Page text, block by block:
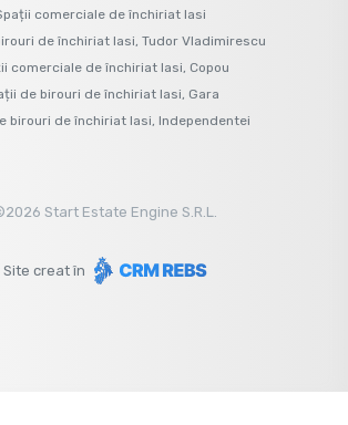
comerciale de închiriat Iasi
de închiriat Iasi, Tudor Vladimirescu
comerciale de închiriat Iasi, Copou
de birouri de închiriat Iasi, Gara
birouri de închiriat Iasi, Independentei
2026 Start Estate Engine S.R.L.
Site creat în